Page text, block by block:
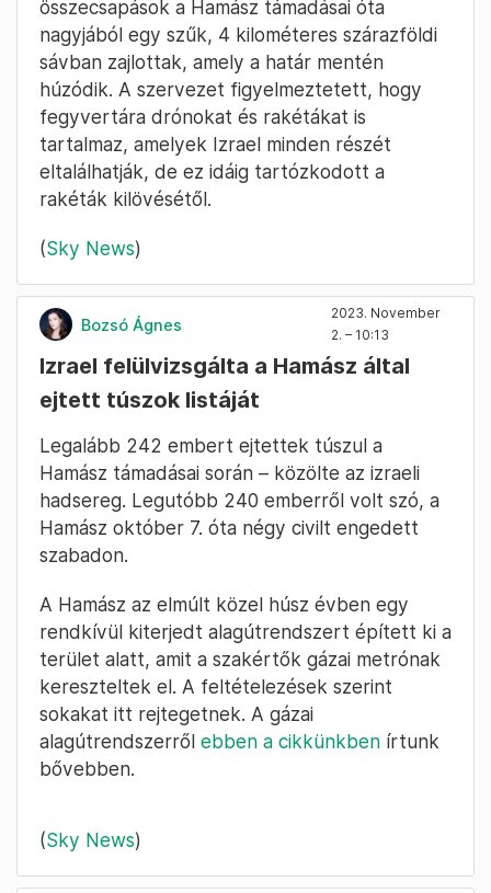
Gyászoló tömeg a Hezbollah egyik katonájának temetésén a
libanoni Chaqrában – Fotó: Zohra Bensemra / Reuters
Az Izrael és a Hezbollah közötti
összecsapások a Hamász támadásai óta
nagyjából egy szűk, 4 kilométeres szárazföldi
sávban zajlottak, amely a határ mentén
húzódik. A szervezet figyelmeztetett, hogy
fegyvertára drónokat és rakétákat is
eltalálhatják, de ez idáig tartózkodott a
rakéták kilövésétől.
(Sky News)
Bozsó Ágnes
2. – 10:13
Izrael felülvizsgálta a Hamász által
ejtett túszok listáját
Legalább 242 embert ejtettek túszul a
Hamász támadásai során – közölte az izraeli
hadsereg. Legutóbb 240 emberről volt szó, a
szabadon.
A Hamász az elmúlt közel húsz évben egy